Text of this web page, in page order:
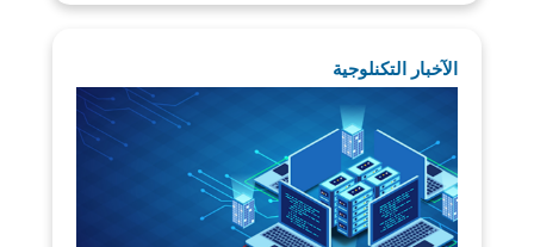
الآخبار التكنلوجية